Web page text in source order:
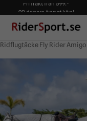
90 dagars öppet köp!
Fri frakt från 599:-
Ridflugtäcke Fly Rider